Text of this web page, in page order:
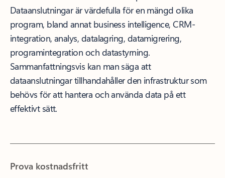
Dataanslutningar är värdefulla för en mängd olika
program, bland annat business intelligence, CRM-
integration, analys, datalagring, datamigrering,
programintegration och datastyrning.
Sammanfattningsvis kan man säga att
dataanslutningar tillhandahåller den infrastruktur som
behövs för att hantera och använda data på ett
effektivt sätt.
Prova kostnadsfritt